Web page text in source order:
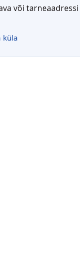
või tarneaadressi
küla